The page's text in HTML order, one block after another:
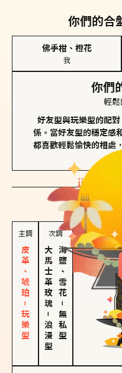
你們的合
佛手柑、橙花
我
你們
輕鬆
好友型與玩樂型的配
係。當好友型的穩定感
都喜歡輕鬆愉快的相處
對方的
主調
皮革、琥珀－玩樂型
次調
大馬士革玫瑰
－
浪漫型
海鹽、雪花
－
無私型